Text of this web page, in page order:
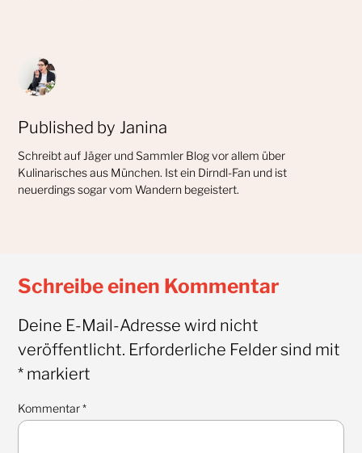
Published by Janina
Schreibt auf Jäger und Sammler Blog vor allem über
Kulinarisches aus München. Ist ein Dirndl-Fan und ist
neuerdings sogar vom Wandern begeistert.
Schreibe einen Kommentar
Deine E-Mail-Adresse wird nicht
veröffentlicht. Erforderliche Felder sind mit
*markiert
Kommentar*